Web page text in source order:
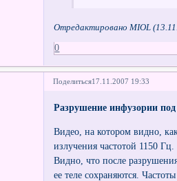
Отредактировано MIOL
0
Поделиться17.11.2007 19:33
Разрушение инфузории
Видео, на котором видно,
излучения частотой 1150
Видно, что после
ее теле сохраняются.